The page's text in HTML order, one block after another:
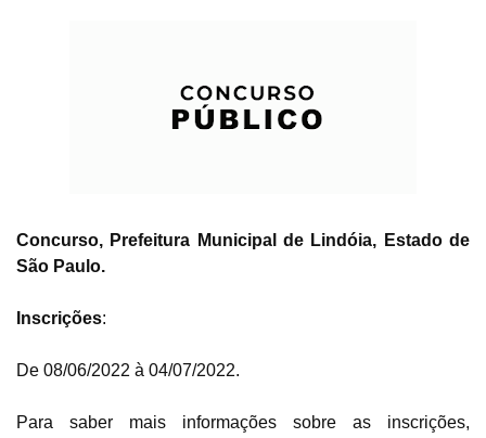
Concurso, Prefeitura Municipal de Lindóia, Estado de
São Paulo.
Inscrições:
De 08/06/2022 à 04/07/2022.
Para saber mais informações sobre as inscrições,